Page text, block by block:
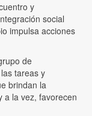
y
social
impulsa acciones
de
tareas y
brindan la
a la vez, favorecen